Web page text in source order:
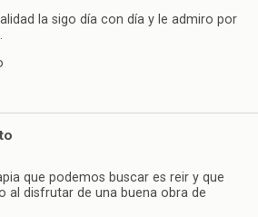
la sigo día con día y le admiro por
que podemos buscar es reir y que
al disfrutar de una buena obra de